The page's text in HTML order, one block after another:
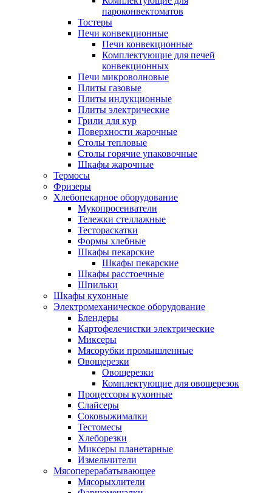
пароконвектоматов
Тостеры
Печи конвекционные
Печи конвекционные
Комплектующие для печей
конвекционных
Печи микроволновые
Плиты газовые
Плиты индукционные
Плиты электрические
Грили для кур
Поверхности жарочные
Столы тепловые
Столы горячие упаковочные
Шкафы жарочные
Термосы
Фризеры
Хлебопекарное оборудование
Мукопросеиватели
Тележки стеллажные
Тестораскатки
Формы хлебные
Шкафы пекарские
Шкафы пекарские
Шкафы расстоечные
Шпильки
Шкафы кухонные
Электромеханическое оборудование
Блендеры
Картофелечистки электрические
Миксеры
Мясорубки промышленные
Овощерезки
Овощерезки
Комплектующие для овощерезок
Процессоры кухонные
Слайсеры
Соковыжималки
Тестомесы
Хлеборезки
Миксеры планетарные
Измельчители
Мясоперерабатывающее
Мясорыхлители